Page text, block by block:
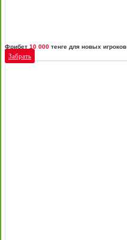
Фрибет 10 000 тенге для новых игроков
Забрать